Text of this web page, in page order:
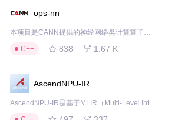
ops-nn
本项目是CANN提供的神经网络类计算算子库，实现网络在NPU上加速计算。
C++
838 1.67 K
AscendNPU-IR
AscendNPU-IR是基于MLIR（Multi-Level Intermediate Representation）构建的，面向昇腾亲和算子编译时使用的中间表示，提供昇腾完备表达能力，通过编译优化提升昇腾AI处理器计算效率，支持通过生态框架使能昇腾AI处理器与深度调优